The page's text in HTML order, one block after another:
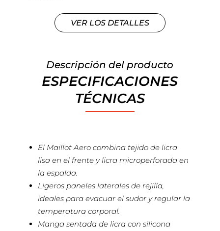
VER LOS DETALLES
Descripción del producto
ESPECIFICACIONES
TÉCNICAS
El Maillot Aero combina tejido de licra
lisa en el frente y licra microperforada en
la espalda.
Ligeros paneles laterales de rejilla,
ideales para evacuar el sudor y regular la
temperatura corporal.
Manga sentada de licra con silicona